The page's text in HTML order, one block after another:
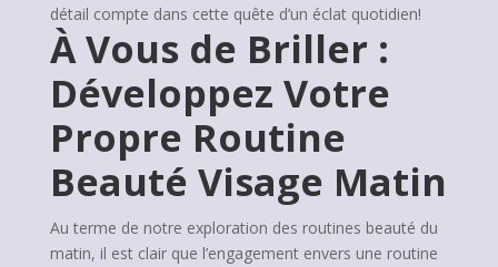
détail compte dans cette quête d’un éclat quotidien!
À Vous de Briller :
Développez Votre
Propre Routine
Beauté Visage Matin
Au terme de notre exploration des routines beauté du
matin, il est clair que l’engagement envers une routine